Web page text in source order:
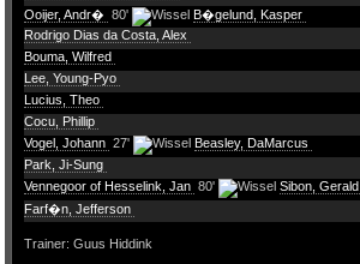
Ooijer, Andr� 80'
B�gelund, Kasper
Rodrigo Dias da Costa, Alex
Bouma, Wilfred
Lee, Young-Pyo
Lucius, Theo
Cocu, Phillip
Vogel, Johann 27'
Beasley, DaMarcus
Park, Ji-Sung
Vennegoor of Hesselink, Jan 80'
Sibon, Gerald
Farf�n, Jefferson
Trainer: Guus Hiddink